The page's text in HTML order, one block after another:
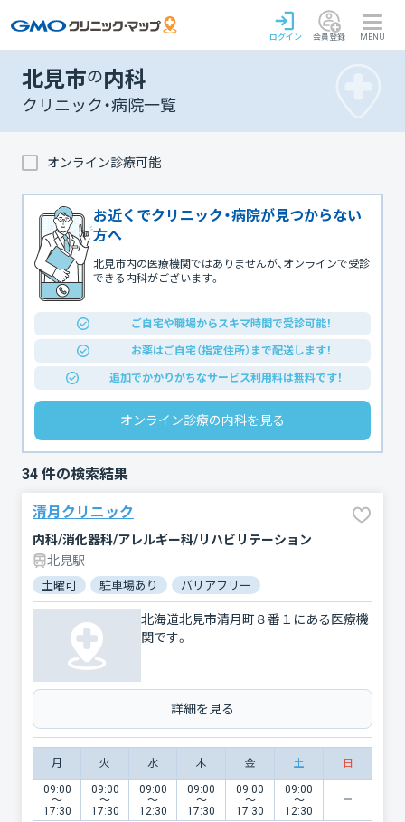
ログイン 会員登録 MENU
北見市の内科
クリニック・病院一覧
オンライン診療可能
お近くでクリニック・病院が見つからない
方へ
北見市内の医療機関ではありませんが、オンラインで受診
できる内科がございます。
ご自宅や職場からスキマ時間で受診可能！
お薬はご自宅（指定住所）まで配送します！
追加でかかりがちなサービス利用料は無料です！
オンライン診療の内科を見る
34 件の検索結果
清月クリニック
内科/消化器科/アレルギー科/リハビリテーション
北見駅
土曜可 駐車場あり バリアフリー
北海道北見市清月町８番１にある医療機
関です。
詳細を見る
月 火 水 木 金 土 日
09:00
〜
17:30
09:00
〜
17:30
09:00
〜
12:30
09:00
〜
17:30
09:00
〜
17:30
09:00
〜
12:30